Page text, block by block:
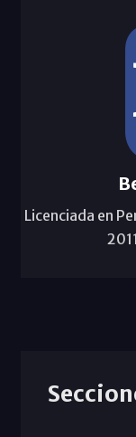
Licenciada en